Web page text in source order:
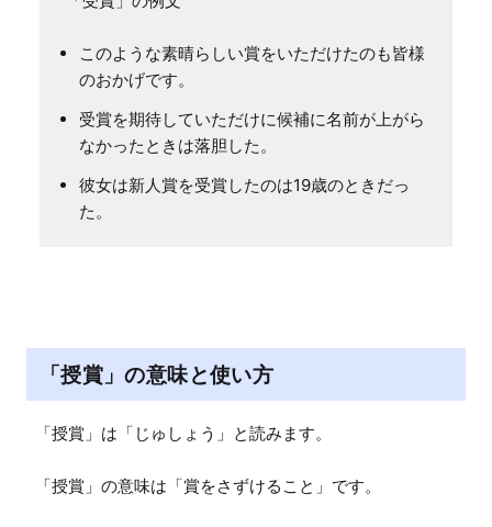
このような素晴らしい賞をいただけたのも皆様
のおかげです。
受賞を期待していただけに候補に名前が上がら
なかったときは落胆した。
彼女は新人賞を受賞したのは19歳のときだっ
た。
「授賞」の意味と使い方
「授賞」は「じゅしょう」と読みます。
「授賞」の意味は「賞をさずけること」です。